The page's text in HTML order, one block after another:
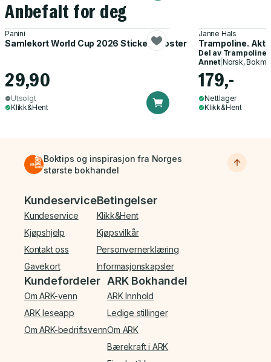
Anbefalt for deg
Panini
Samlekort World Cup 2026 Sticker Booster
29,90
Utsolgt
Klikk&Hent
Janne Hals
Trampoline.
Del av Trampoline
Annet| Norsk,
179,-
Nettlager
Klikk&Hent
Boktips og inspirasjon fra Norges
største bokhandel
Bunnmeny
Kundeservice
Kundeservice
Kjøpshjelp
Kontakt oss
Gavekort
Betingelser
Klikk&Hent
Kjøpsvilkår
Personvernerklæring
Informasjonskapsler
Kundefordeler
Om ARK-venn
ARK leseapp
Om ARK-bedriftsvenn
ARK Bokhandel
ARK Innhold
Ledige stillinger
Om ARK
Bærekraft i ARK